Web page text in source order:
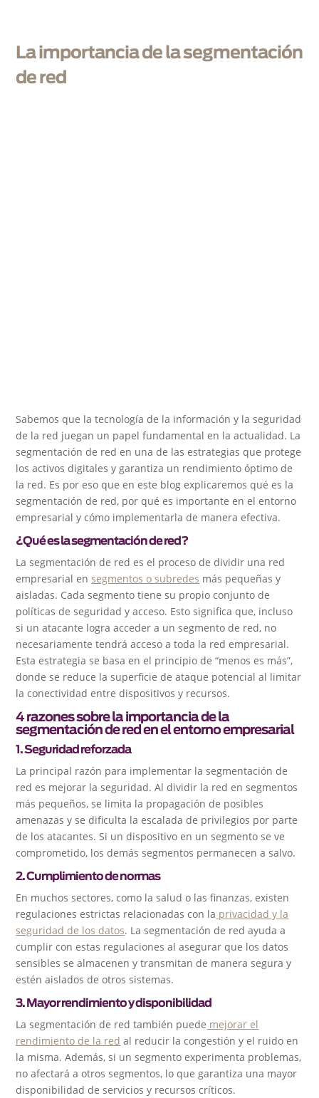
La importancia de la segmentación
de red
Sabemos que la tecnología de la información y la seguridad
de la red juegan un papel fundamental en la actualidad. La
segmentación de red en una de las estrategias que protege
los activos digitales y garantiza un rendimiento óptimo de
la red. Es por eso que en este blog explicaremos qué es la
segmentación de red, por qué es importante en el entorno
empresarial y cómo implementarla de manera efectiva.
¿Qué es la segmentación de red?
La segmentación de red es el proceso de dividir una red
empresarial en segmentos o subredes más pequeñas y
aisladas. Cada segmento tiene su propio conjunto de
políticas de seguridad y acceso. Esto significa que, incluso
si un atacante logra acceder a un segmento de red, no
necesariamente tendrá acceso a toda la red empresarial.
Esta estrategia se basa en el principio de “menos es más”,
donde se reduce la superficie de ataque potencial al limitar
la conectividad entre dispositivos y recursos.
4 razones sobre la importancia de la
segmentación de red en el entorno empresarial
1. Seguridad reforzada
La principal razón para implementar la segmentación de
red es mejorar la seguridad. Al dividir la red en segmentos
más pequeños, se limita la propagación de posibles
amenazas y se dificulta la escalada de privilegios por parte
de los atacantes. Si un dispositivo en un segmento se ve
comprometido, los demás segmentos permanecen a salvo.
2. Cumplimiento de normas
En muchos sectores, como la salud o las finanzas, existen
regulaciones estrictas relacionadas con la privacidad y la
seguridad de los datos. La segmentación de red ayuda a
cumplir con estas regulaciones al asegurar que los datos
sensibles se almacenen y transmitan de manera segura y
estén aislados de otros sistemas.
3. Mayor rendimiento y disponibilidad
La segmentación de red también puede mejorar el
rendimiento de la red al reducir la congestión y el ruido en
la misma. Además, si un segmento experimenta problemas,
no afectará a otros segmentos, lo que garantiza una mayor
disponibilidad de servicios y recursos críticos.